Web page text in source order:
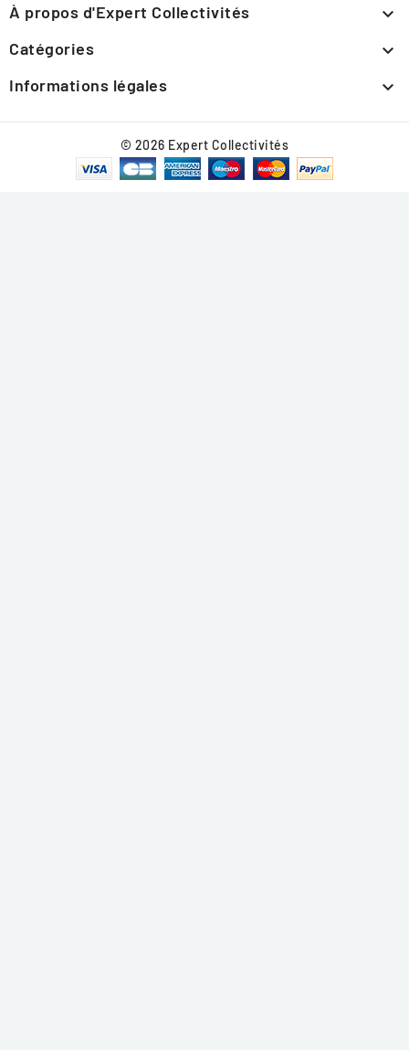
À propos d'Expert Collectivités 
Catégories 
Informations légales 
© 2026 Expert Collectivités